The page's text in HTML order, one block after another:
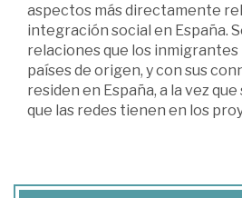
aspectos más directamente
integración social en España.
relaciones que los
países de origen, y con sus
residen en España, a la vez
que las redes tienen en los